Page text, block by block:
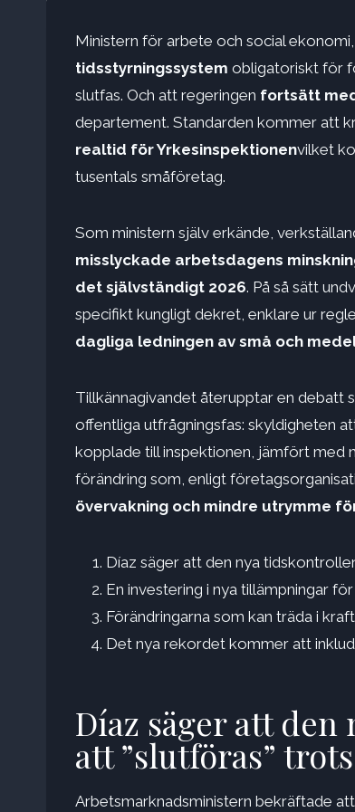
Ministern för arbete och social
tidsstyrningssystem obligatoriskt för
slutfas. Och att regeringen fortsätt
departement. Standarden kommer att
realtid för Yrkesinspektionenvilket
tusentals småföretag.
Som ministern själv erkände,
misslyckade arbetsdagens
det självständigt 2026. På så sätt
specifikt kungligt dekret, enklare ur
dagliga ledningen av små och
Tillkännagivandet återupptar en debatt
offentliga utfrågningsfas: skyldigheten
kopplade till inspektionen, jämfört med
förändring som, enligt
övervakning och mindre utrymme
Díaz säger att den nya
En investering i nya tillämpningar
Förändringarna som kan träda i
Det nya rekordet kommer att
Díaz säger att
att ”slutföras”
Arbetsmarknadsministern bekräftade